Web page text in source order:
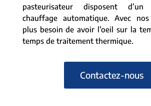
pasteurisateur disposent
chauffage automatique. Avec nos
plus besoin de avoir l’oeil sur la
temps de traitement thermique.
Contactez-nous